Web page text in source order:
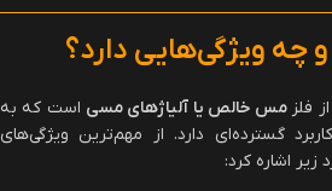
ویژگی‌هایی دارد؟
فلز مس خالص یا آلیاژهای مسی است که به
گسترده‌ای دارد. از مهم‌ترین ویژگی‌های
اشاره کرد: